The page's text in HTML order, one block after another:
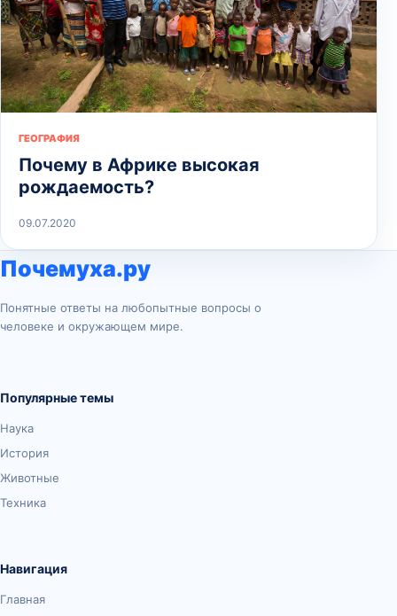
ГЕОГРАФИЯ
Почему в Африке высокая
рождаемость?
09.07.2020
Почемуха.ру
Понятные ответы на любопытные вопросы о
человеке и окружающем мире.
Популярные темы
Наука
История
Животные
Техника
Навигация
Главная